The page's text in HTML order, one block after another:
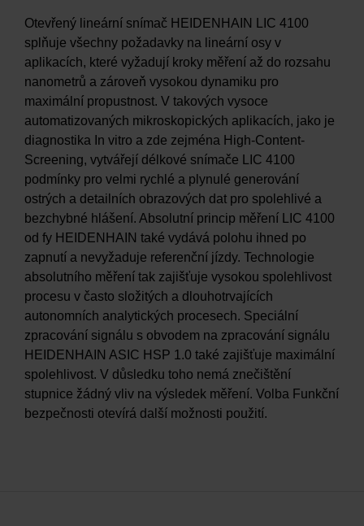
Otevřený lineární snímač HEIDENHAIN LIC 4100
splňuje všechny požadavky na lineární osy v
aplikacích, které vyžadují kroky měření až do rozsahu
nanometrů a zároveň vysokou dynamiku pro
maximální propustnost. V takových vysoce
automatizovaných mikroskopických aplikacích, jako je
diagnostika In vitro a zde zejména High-Content-
Screening, vytvářejí délkové snímače LIC 4100
podmínky pro velmi rychlé a plynulé generování
ostrých a detailních obrazových dat pro spolehlivé a
bezchybné hlášení. Absolutní princip měření LIC 4100
od fy HEIDENHAIN také vydává polohu ihned po
zapnutí a nevyžaduje referenční jízdy. Technologie
absolutního měření tak zajišťuje vysokou spolehlivost
procesu v často složitých a dlouhotrvajících
autonomních analytických procesech. Speciální
zpracování signálu s obvodem na zpracování signálu
HEIDENHAIN ASIC HSP 1.0 také zajišťuje maximální
spolehlivost. V důsledku toho nemá znečištění
stupnice žádný vliv na výsledek měření. Volba Funkční
bezpečnosti otevírá další možnosti použití.